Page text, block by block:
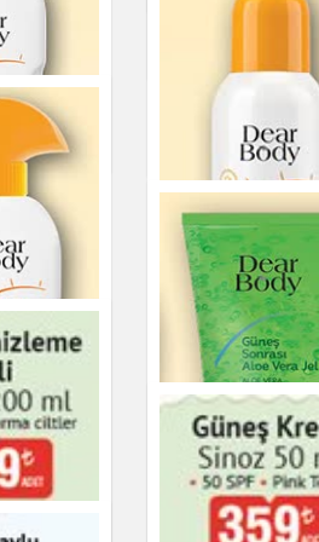
Deodorant Chronic
Men- Repute
Spreyi